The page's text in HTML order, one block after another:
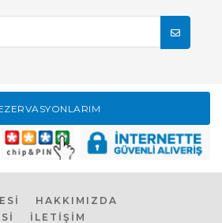
HAKKIMIZDA
İLETİŞİM